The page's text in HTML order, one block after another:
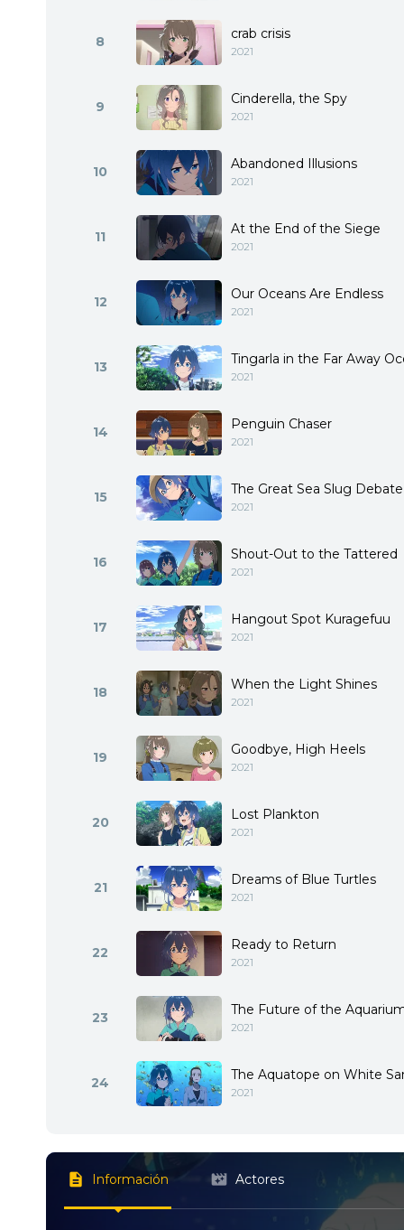
8 crab crisis
2021
9 Cinderella, the Spy
2021
10 Abandoned Illusions
2021
11 At the End of the Siege
2021
12 Our Oceans Are Endless
2021
13 Tingarla in the Far Away
2021
14 Penguin Chaser
2021
15 The Great Sea Slug Debate
2021
16 Shout-Out to the Tattered
2021
17 Hangout Spot Kuragefuu
2021
18 When the Light Shines
2021
19 Goodbye, High Heels
2021
20 Lost Plankton
2021
21 Dreams of Blue Turtles
2021
22 Ready to Return
2021
23 The Future of the
2021
24 The Aquatope on White
2021
Información Actores